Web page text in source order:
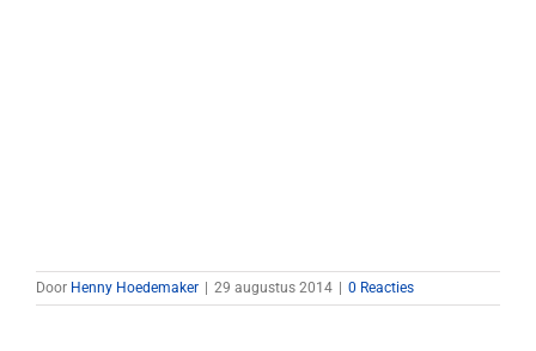
Door Henny Hoedemaker | 29 augustus 2014 | 0 Reacties